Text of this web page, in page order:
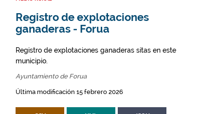
Registro de explotaciones
ganaderas - Forua
Registro de explotaciones ganaderas sitas en este
municipio.
Ayuntamiento de Forua
Última modificación 15 febrero 2026